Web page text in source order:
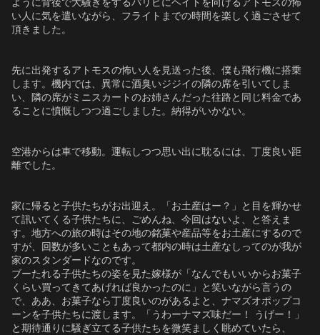
い人に気を遣いながら、フライトまでの時間を楽しく過ごさせて
頂きました。
先に出発するアトモスの怖い人を見送った後、僕も飛行機に搭乗
します。機内では、異常に酒臭いジジイの隣の席を引いてしま
い、隣の席がミニスカートのお姉さんだった往路と同じ料金であ
ることに憤慨しつつ過ごしました。納得がいかない。
空港からは車で移動。運転しつつ思い出に耽るには、丁度良い距
離でした。
家に帰ると子供たちがお出迎え。「お土産はー？」と目を輝かせ
て訊いてくる子供たちに、ごめんね、今回はないよ、と答えま
す。地方への旅の時はその地の銘菓や産品等をお土産にするので
すが、回数が多いこともあって都内の時は土産なしってのが我が
家のスタンダードなのです。
ブーたれる子供たちの姿を見た嫁様が「なんでもいいからお菓子
くらい買ってきてあげれば良かったのに」と笑いながら言うの
で、ああ、お菓子なら丁度良いのがあるよと、ナマズオポップコ
ーンを子供たちに渡します。「うわーナマズ味だー！ うげー！」
と期待通りに騒ぎ立てる子供たちを微笑ましく眺めていたら、